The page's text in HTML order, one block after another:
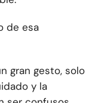
de esa
gran gesto, solo
y la